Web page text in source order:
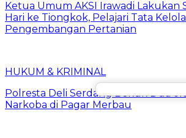
Ketua Umum AKSI Irawadi Lakukan
Hari ke Tiongkok, Pelajari Tata
Pengembangan Pertanian
HUKUM & KRIMINAL
Polresta Deli Serdang Bekuk Dua
Narkoba di Pagar Merbau